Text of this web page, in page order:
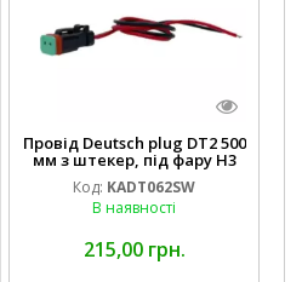
Провід Deutsch plug DT2 500
мм з штекер, під фару H3
(JOHN DEERE AL116438
994.184.00) ) Kramp Hella
Код: KADT062SW
В наявності
215,00 грн.